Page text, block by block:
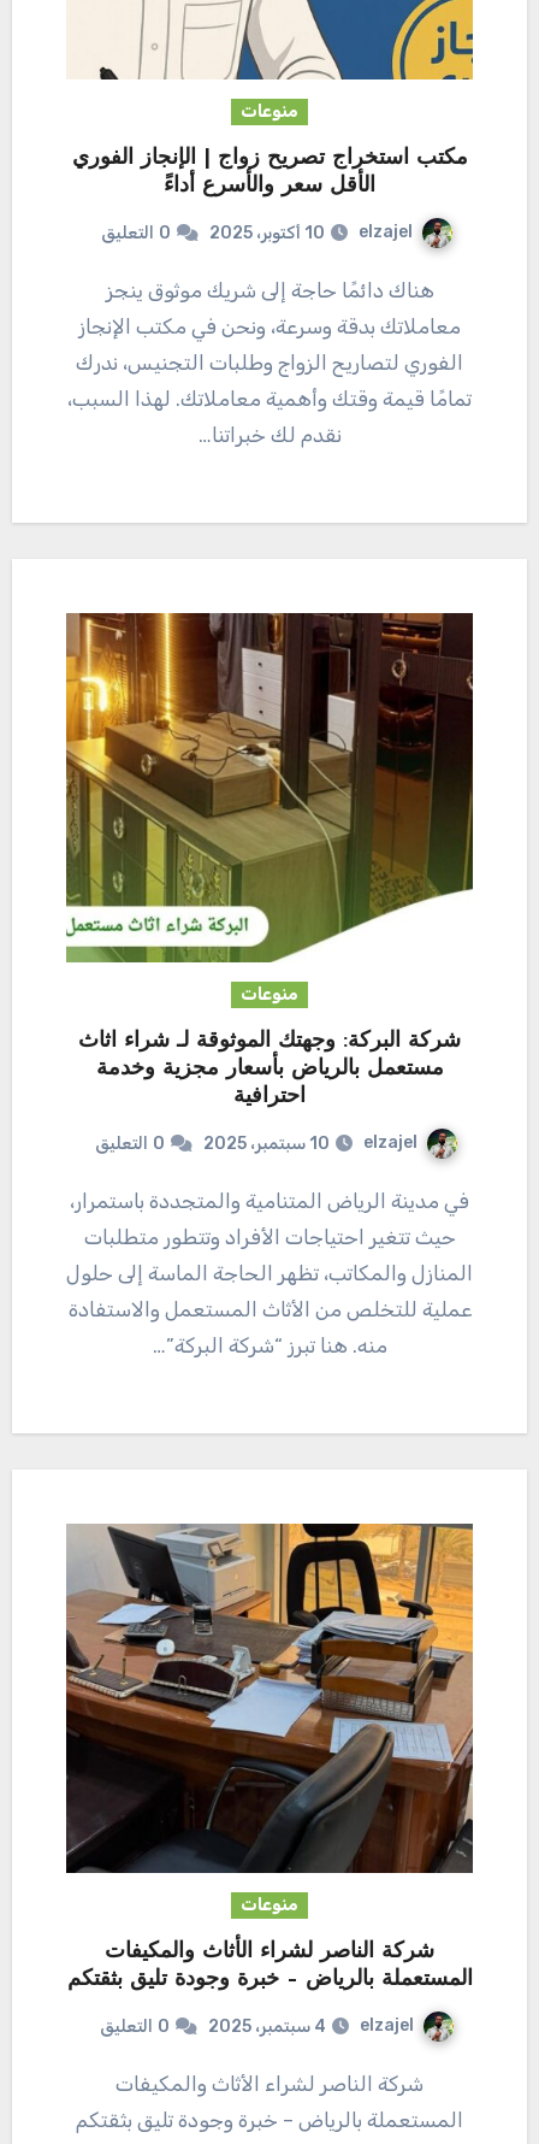
منوعات
مكتب استخراج تصريح زواج | الإنجاز الفوري
الأقل سعر والأسرع أداءً‏
elzajel 10 أكتوبر، 2025 0 التعليق
هناك دائمًا حاجة إلى شريك موثوق ينجز
معاملاتك بدقة وسرعة، ونحن في مكتب الإنجاز
الفوري لتصاريح الزواج وطلبات التجنيس، ندرك
تمامًا قيمة وقتك وأهمية معاملاتك. لهذا السبب،
نقدم لك خبراتنا…
منوعات
شركة البركة: وجهتك الموثوقة لـ شراء اثاث
مستعمل بالرياض بأسعار مجزية وخدمة
احترافية
elzajel 10 سبتمبر، 2025 0 التعليق
في مدينة الرياض المتنامية والمتجددة باستمرار،
حيث تتغير احتياجات الأفراد وتتطور متطلبات
المنازل والمكاتب، تظهر الحاجة الماسة إلى حلول
عملية للتخلص من الأثاث المستعمل والاستفادة
منه. هنا تبرز “شركة البركة”…
منوعات
شركة الناصر لشراء الأثاث والمكيفات
المستعملة بالرياض – خبرة وجودة تليق بثقتكم
elzajel 4 سبتمبر، 2025 0 التعليق
شركة الناصر لشراء الأثاث والمكيفات
المستعملة بالرياض – خبرة وجودة تليق بثقتكم